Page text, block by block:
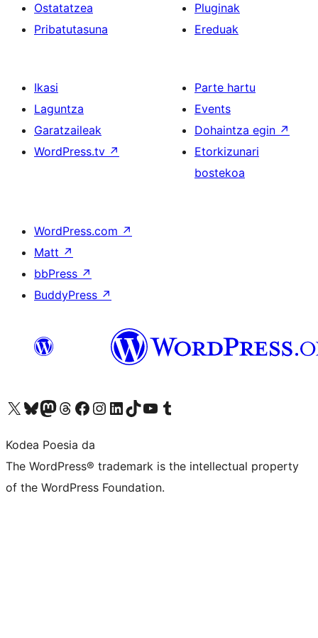
Ostatatzea
Pribatutasuna
Pluginak
Ereduak
Ikasi
Laguntza
Garatzaileak
WordPress.tv ↗
Parte hartu
Events
Dohaintza egin ↗
Etorkizunari
bostekoa
WordPress.com ↗
Matt ↗
bbPress ↗
BuddyPress ↗
Visit our X (formerly Twitter) account
Visit our Bluesky account
Visit our Mastodon account
Visit our Threads account
Bisitatu gure Facebook orrialdea
Visit our Instagram account
Visit our LinkedIn account
Visit our TikTok account
Visit our YouTube channel
Visit our Tumblr account
Kodea Poesia da
The WordPress® trademark is the intellectual property
of the WordPress Foundation.